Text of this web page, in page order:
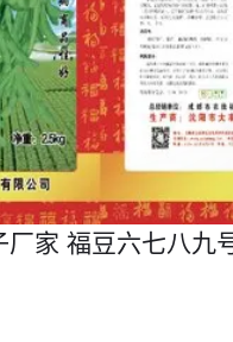
厂家 福豆六七八九